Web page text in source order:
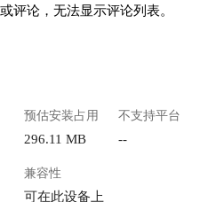
评论，无法显示评论列表。
预估安装占用
296.11 MB
不支持平台
--
兼容性
可在此设备上